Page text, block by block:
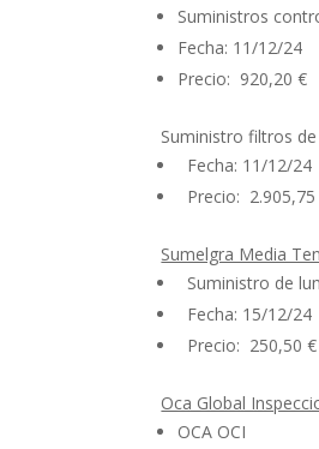
Suministros
Fecha: 11/12/24
Precio: 920,20 €
Suministro filtros
Fecha: 11/12/24
Precio: 2.905,75
Sumelgra Media
Suministro de
Fecha: 15/12/24
Precio: 250,50 €
Oca Global
OCA OCI